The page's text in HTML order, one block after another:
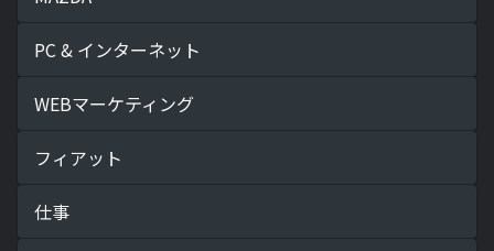
PC & インターネット
WEBマーケティング
フィアット
仕事